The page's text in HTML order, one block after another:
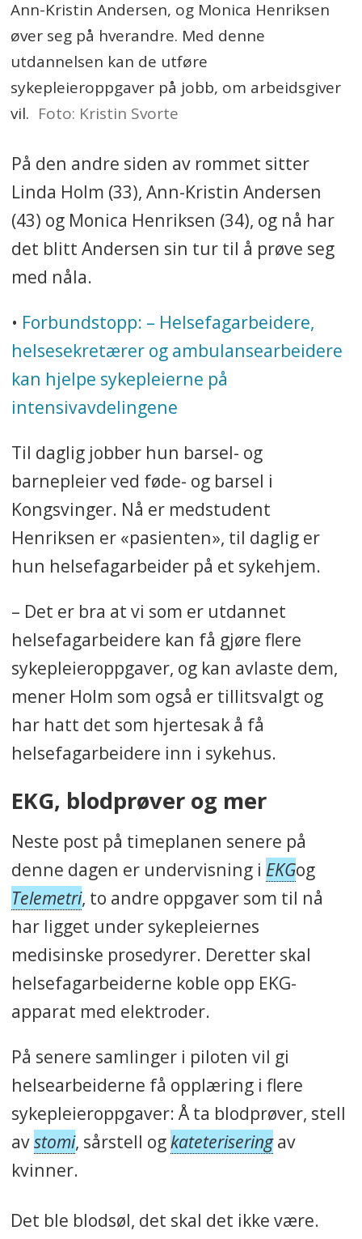
Ann-Kristin Andersen, og Monica Henriksen
øver seg på hverandre. Med denne
utdannelsen kan de utføre
sykepleieroppgaver på jobb, om arbeidsgiver
vil. Foto: Kristin Svorte
På den andre siden av rommet sitter
Linda Holm (33), Ann-Kristin Andersen
(43) og Monica Henriksen (34), og nå har
det blitt Andersen sin tur til å prøve seg
med nåla.
• Forbundstopp: – Helsefagarbeidere,
helsesekretærer og ambulansearbeidere
kan hjelpe sykepleierne på
intensivavdelingene
Til daglig jobber hun barsel- og
barnepleier ved føde- og barsel i
Kongsvinger. Nå er medstudent
Henriksen er «pasienten», til daglig er
hun helsefagarbeider på et sykehjem.
– Det er bra at vi som er utdannet
helsefagarbeidere kan få gjøre flere
sykepleieroppgaver, og kan avlaste dem,
mener Holm som også er tillitsvalgt og
har hatt det som hjertesak å få
helsefagarbeidere inn i sykehus.
EKG, blodprøver og mer
Neste post på timeplanen senere på
denne dagen er undervisning i EKGog
Telemetri, to andre oppgaver som til nå
har ligget under sykepleiernes
medisinske prosedyrer. Deretter skal
helsefagarbeiderne koble opp EKG-
apparat med elektroder.
På senere samlinger i piloten vil gi
helsearbeiderne få opplæring i flere
sykepleieroppgaver: Å ta blodprøver, stell
avstomi, sårstell ogkateteriseringav
kvinner.
Det ble blodsøl, det skal det ikke være.